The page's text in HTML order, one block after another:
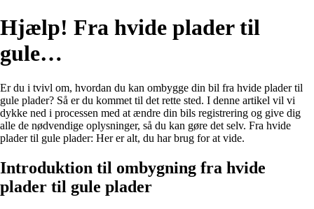
Hjælp! Fra hvide plader til
gule…
Er du i tvivl om, hvordan du kan ombygge din bil fra hvide plader til
gule plader? Så er du kommet til det rette sted. I denne artikel vil vi
dykke ned i processen med at ændre din bils registrering og give dig
alle de nødvendige oplysninger, så du kan gøre det selv. Fra hvide
plader til gule plader: Her er alt, du har brug for at vide.
Introduktion til ombygning fra hvide
plader til gule plader